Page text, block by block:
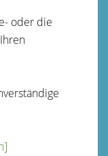
oder die